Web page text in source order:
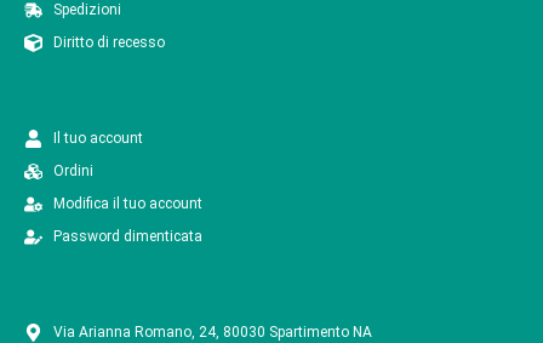
Spedizioni
Diritto di recesso
Il tuo account
Ordini
Modifica il tuo account
Password dimenticata
Via Arianna Romano, 24, 80030 Spartimento NA